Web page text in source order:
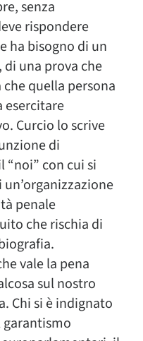
senza
rispondere
ha bisogno di un
una prova che
quella persona
esercitare
Curcio lo scrive
di
con cui si
penale
che rischia di
vale la pena
sul nostro
Chi si è indignato